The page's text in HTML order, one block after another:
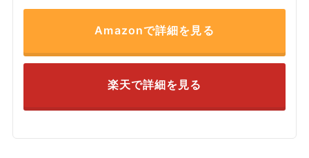
Amazonで詳細を見る
楽天で詳細を見る